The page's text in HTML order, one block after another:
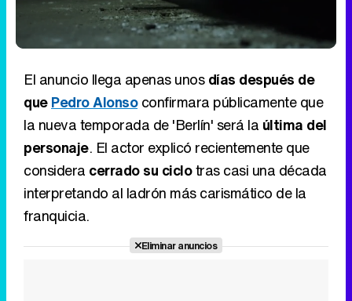
Unmute /
El anuncio llega apenas unosdías después de
quePedro Alonsoconfirmara públicamente que
la nueva temporada de 'Berlín' será la última del
personaje. El actor explicó recientemente que
considera cerrado su ciclotras casi una década
interpretando al ladrón más carismático de la
franquicia.
Eliminar anuncios